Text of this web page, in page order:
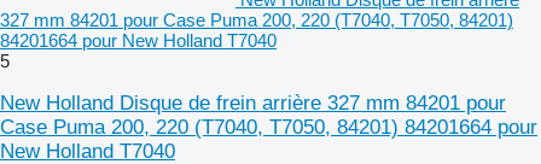
327 mm 84201 pour Case Puma 200, 220 (T7040, T7050, 84201)
84201664 pour New Holland T7040
5
New Holland Disque de frein arrière 327 mm 84201 pour
Case Puma 200, 220 (T7040, T7050, 84201) 84201664 pour
New Holland T7040